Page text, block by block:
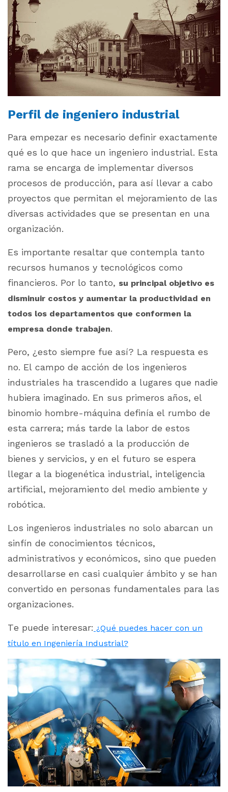
Perfil de ingeniero industrial
Para empezar es necesario definir exactamente
qué es lo que hace un ingeniero industrial. Esta
rama se encarga de implementar diversos
procesos de producción, para así llevar a cabo
proyectos que permitan el mejoramiento de las
diversas actividades que se presentan en una
organización.
Es importante resaltar que contempla tanto
recursos humanos y tecnológicos como
financieros. Por lo tanto, su principal objetivo es
disminuir costos y aumentar la productividad en
todos los departamentos que conformen la
empresa donde trabajen.
Pero, ¿esto siempre fue así? La respuesta es
no. El campo de acción de los ingenieros
industriales ha trascendido a lugares que nadie
hubiera imaginado. En sus primeros años, el
binomio hombre-máquina definía el rumbo de
esta carrera; más tarde la labor de estos
ingenieros se trasladó a la producción de
bienes y servicios, y en el futuro se espera
llegar a la biogenética industrial, inteligencia
artificial, mejoramiento del medio ambiente y
robótica.
Los ingenieros industriales no solo abarcan un
sinfín de conocimientos técnicos,
administrativos y económicos, sino que pueden
desarrollarse en casi cualquier ámbito y se han
convertido en personas fundamentales para las
organizaciones.
Te puede interesar: ¿Qué puedes hacer con un
título en Ingeniería Industrial?